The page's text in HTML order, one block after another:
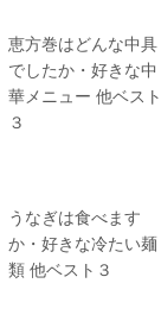
恵方巻はどんな中具
でしたか・好きな中
華メニュー 他ベスト
３
うなぎは食べます
か・好きな冷たい麺
類 他ベスト３